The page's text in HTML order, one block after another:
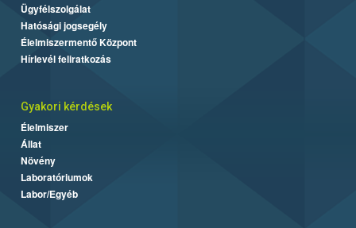
Ügyfélszolgálat
Hatósági jogsegély
Élelmiszermentő Központ
Hírlevél feliratkozás
Gyakori kérdések
Élelmiszer
Állat
Növény
Laboratóriumok
Labor/Egyéb